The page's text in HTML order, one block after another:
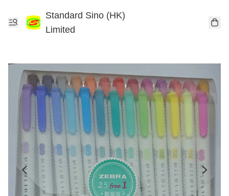
Standard Sino (HK)
Limited